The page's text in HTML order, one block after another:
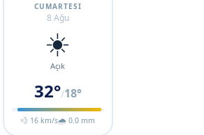
CUMARTESI
8 Ağu
☀️
Açık
32°/18°
💨 16 km/s🌧 0.0 mm